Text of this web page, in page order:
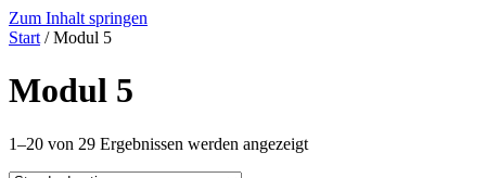
Zum Inhalt springen
Start / Modul 5
Modul 5
1–20 von 29 Ergebnissen werden angezeigt